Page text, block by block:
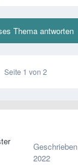
Thema antworten
Seite 1 von 2
Geschrieben
2022